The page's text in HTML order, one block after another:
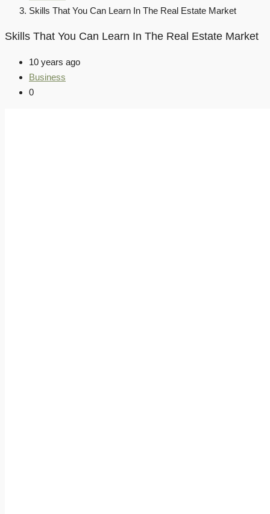
Skills That You Can Learn In The Real Estate Market
Skills That You Can Learn In The Real Estate Market
10 years ago
Business
0